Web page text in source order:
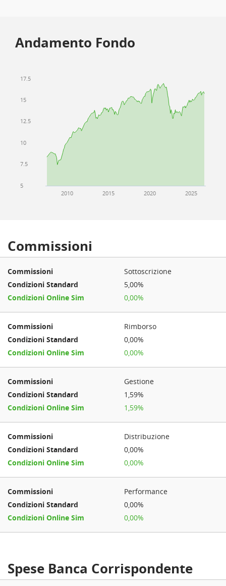
Andamento Fondo
2010 2015 2020 2025
5
7.5
10
12.5
15
17.5
Commissioni
Sottoscrizione
5,00%
0,00%
Rimborso
0,00%
0,00%
Gestione
1,59%
1,59%
Distribuzione
0,00%
0,00%
Performance
0,00%
0,00%
Spese Banca Corrispondente